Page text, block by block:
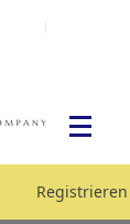
Registrieren